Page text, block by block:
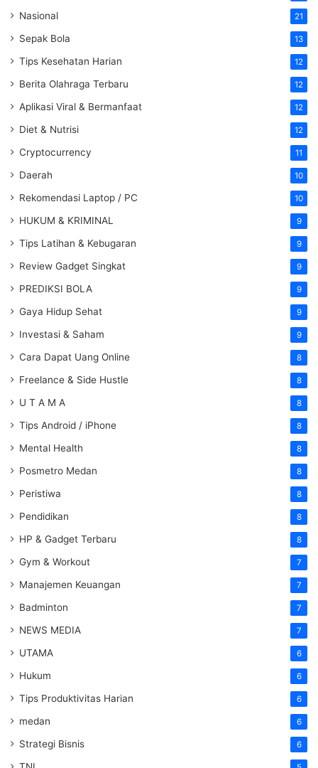
Nasional 21
Sepak Bola 13
Tips Kesehatan Harian 12
Berita Olahraga Terbaru 12
Aplikasi Viral & Bermanfaat 12
Diet & Nutrisi 12
Cryptocurrency 11
Daerah 10
Rekomendasi Laptop / PC 10
HUKUM & KRIMINAL 9
Tips Latihan & Kebugaran 9
Review Gadget Singkat 9
PREDIKSI BOLA 9
Gaya Hidup Sehat 9
Investasi & Saham 9
Cara Dapat Uang Online 8
Freelance & Side Hustle 8
U T A M A 8
Tips Android / iPhone 8
Mental Health 8
Posmetro Medan 8
Peristiwa 8
Pendidikan 8
HP & Gadget Terbaru 8
Gym & Workout 7
Manajemen Keuangan 7
Badminton 7
NEWS MEDIA 7
UTAMA 6
Hukum 6
Tips Produktivitas Harian 6
medan 6
Strategi Bisnis 6